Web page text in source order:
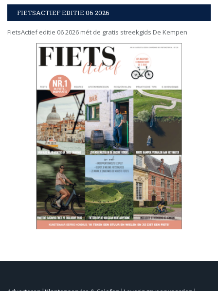
FIETSACTIEF EDITIE 06 2026
FietsActief editie 06 2026 mét de gratis streekgids De Kempen